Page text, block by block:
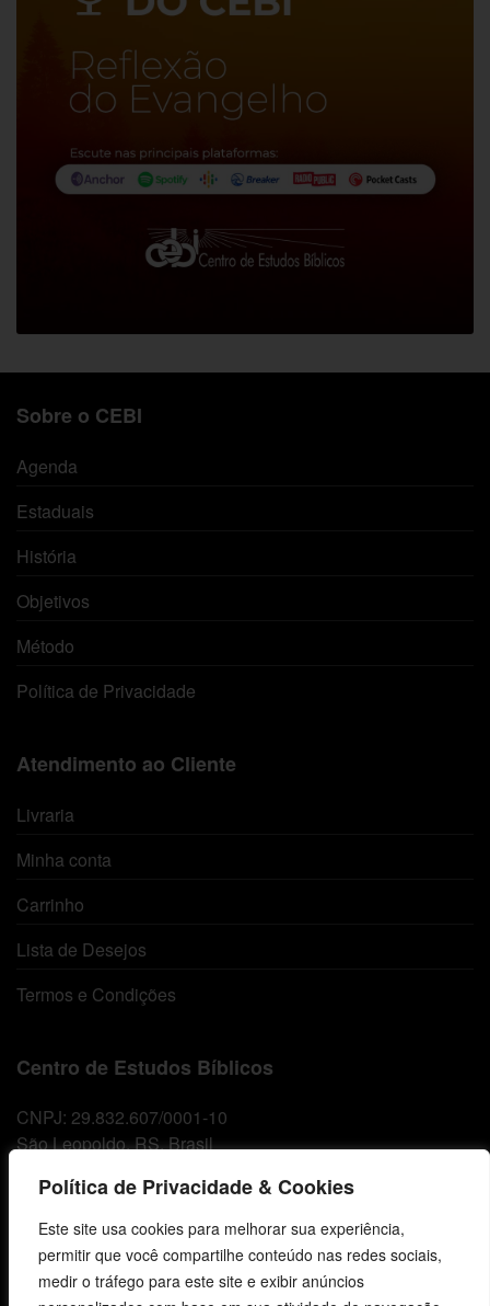
Política de Privacidade & Cookies
Este site usa cookies para melhorar sua experiência,
permitir que você compartilhe conteúdo nas redes sociais,
medir o tráfego para este site e exibir anúncios
Sobre o CEBI
Agenda
Estaduais
História
Objetivos
Método
Política de Privacidade
Atendimento ao Cliente
Livraria
Minha conta
Carrinho
Lista de Desejos
Termos e Condições
Centro de Estudos Bíblicos
CNPJ: 29.832.607/0001-10
São Leopoldo, RS, Brasil
Fale Conosco
E-mails
vendas@cebi.org.br